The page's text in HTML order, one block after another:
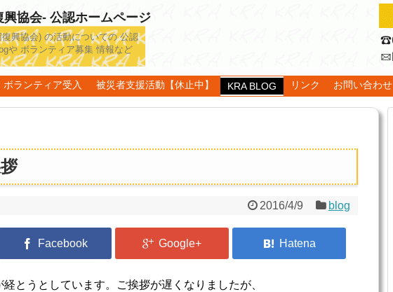
協会- 公認ホームページ
興協会) の活動についての 公認
や ボランティア募集 情報など
ボランティア受入 被災者支援活動【休止中】 KRA BLOG リンク お問い合わせ
2016/4/9 blog
とうとしています。ご挨拶が遅くなりましたが、